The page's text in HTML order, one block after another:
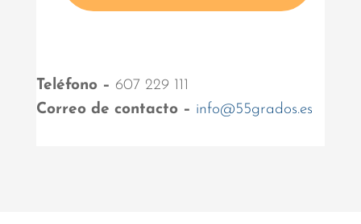
Teléfono – 607 229 111
Correo de contacto – info@55grados.es